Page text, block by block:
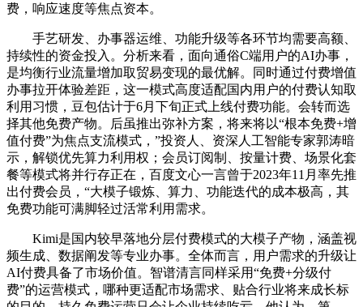
费，响应速度等焦点资本。
手艺研发、办事器运维、功能升级等各环节均需要高额、
持续性的资金投入。分析来看，面向通俗C端用户的AI办事，
是均衡行业流量增加取贸易变现的最优解。同时通过付费增值
办事拉开体验差距，这一模式高度适配国内用户的付费认知取
利用习惯，豆包估计于6月下旬正式上线付费功能。会转而选
择其他免费产物。后虽推出弥补方案，将来将以“根本免费+增
值付费”为焦点支流模式，”投资人、资深人工智能专家郭涛暗
示，解锁优先算力利用权；会员订阅制、按量计费、场景化套
餐等模式将并行存正在，百度文心一言曾于2023年11月率先推
出付费会员，“大模子锻炼、算力、功能迭代的成本极高，其
免费功能可满脚轻过活常利用需求。
Kimi是国内较早落地分层付费模式的大模子产物，涵盖视
频生成、数据阐发等专业办事。全体而言，用户需求的升级让
AI付费具备了市场价值。智谱清言同样采用“免费+分级付
费”的运营模式，哪种更适配市场需求、贴合行业将来成长标